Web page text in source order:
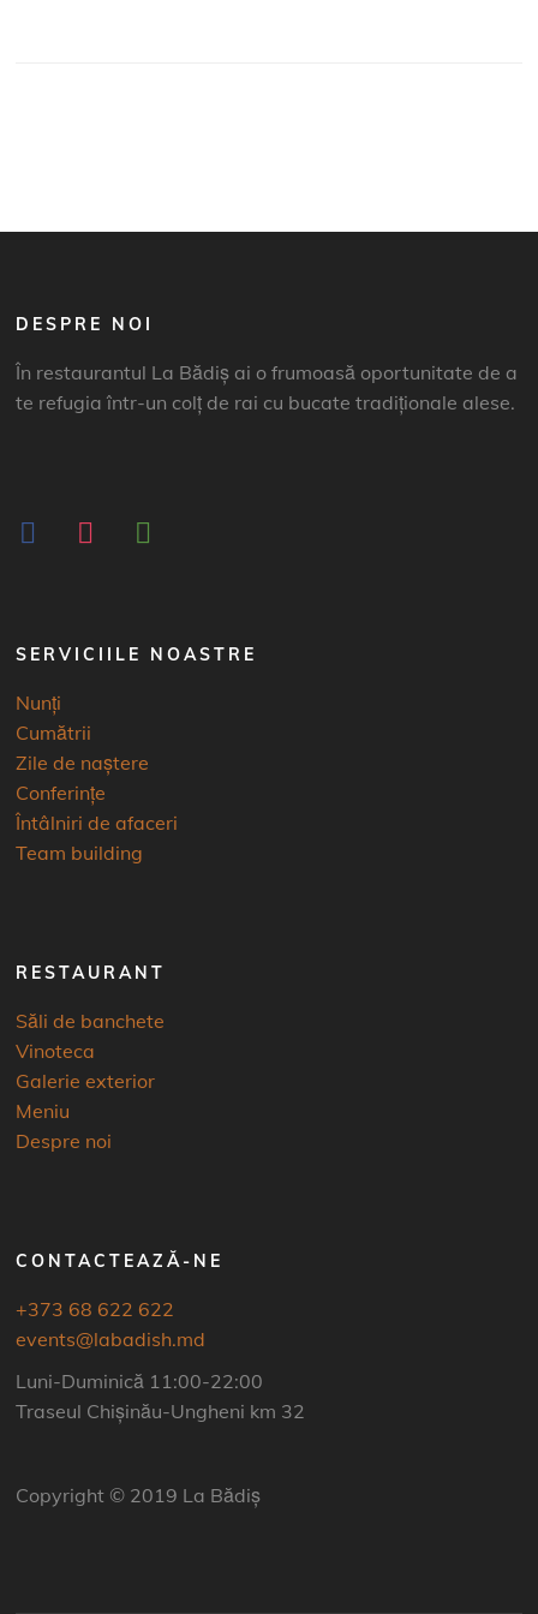
DESPRE NOI
În restaurantul La Bădiș ai o frumoasă oportunitate de a
te refugia într-un colț de rai cu bucate tradiționale alese.
facebookinstagramtripadvisor
SERVICIILE NOASTRE
Nunți
Cumătrii
Zile de naștere
Conferințe
Întâlniri de afaceri
Team building
RESTAURANT
Săli de banchete
Vinoteca
Galerie exterior
Meniu
Despre noi
CONTACTEAZĂ-NE
+373 68 622 622
events@labadish.md
Luni-Duminică 11:00-22:00
Traseul Chișinău-Ungheni km 32
Copyright © 2019 La Bădiș